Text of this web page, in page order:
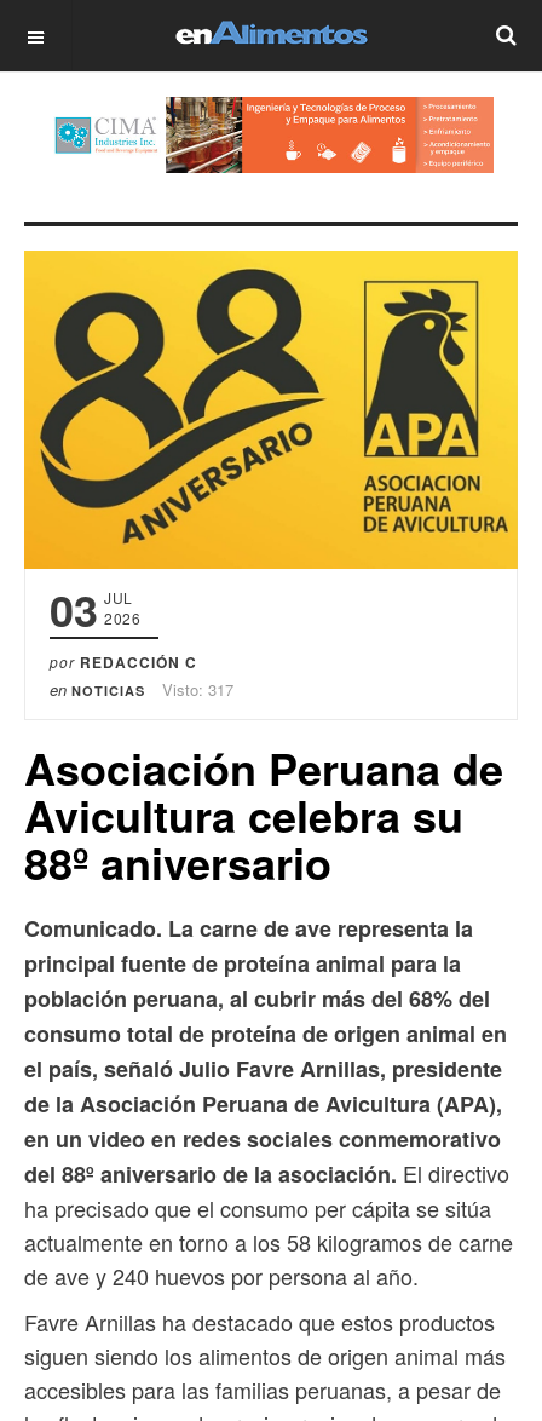
OFF CANVAS
03 JUL
2026
por REDACCIÓN C
en NOTICIAS Visto: 317
Asociación Peruana de
Avicultura celebra su
88º aniversario
Comunicado. La carne de ave representa la
principal fuente de proteína animal para la
población peruana, al cubrir más del 68% del
consumo total de proteína de origen animal en
el país, señaló Julio Favre Arnillas, presidente
de la Asociación Peruana de Avicultura (APA),
en un video en redes sociales conmemorativo
del 88º aniversario de la asociación. El directivo
ha precisado que el consumo per cápita se sitúa
actualmente en torno a los 58 kilogramos de carne
de ave y 240 huevos por persona al año.
Favre Arnillas ha destacado que estos productos
siguen siendo los alimentos de origen animal más
accesibles para las familias peruanas, a pesar de